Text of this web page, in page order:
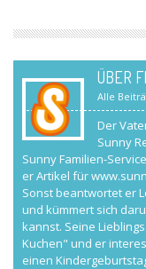
ÜBER
Alle
Der
Sunny
Sunny Familien-
er Artikel für
Sonst beantwortet er
und kümmert sich
kannst. Seine
Kuchen" und er
einen